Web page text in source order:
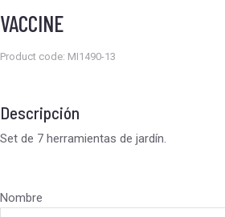
VACCINE
Product code: MI1490-13
Descripción
Set de 7 herramientas de jardín.
Nombre